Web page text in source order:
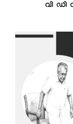
വി ഡി